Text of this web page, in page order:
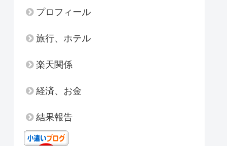
プロフィール
旅行、ホテル
楽天関係
経済、お金
結果報告